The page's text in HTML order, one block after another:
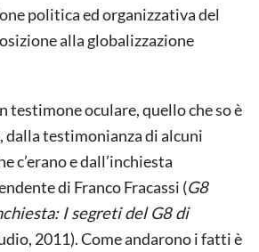
politica ed organizzativa del
alla globalizzazione
testimone oculare, quello che so è
dalla testimonianza di alcuni
c’erano e dall’inchiesta
di Franco Fracassi (G8
I segreti del G8 di
2011). Come andarono i fatti è